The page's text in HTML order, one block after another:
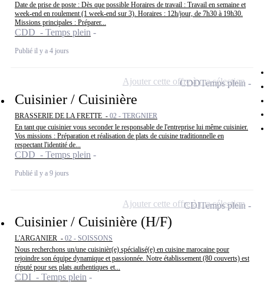
Date de prise de poste : Dès que possible Horaires de travail : Travail en semaine et
week-end en roulement (1 week-end sur 3). Horaires : 12h/jour, de 7h30 à 19h30.
Missions principales : Préparer...
CDD - Temps plein
Publié il y a 4 jours
Cuisinier / Cuisinière
BRASSERIE DE LA FRETTE - 02 - TERGNIER
En tant que cuisinier vous seconder le responsable de l'entreprise lui même cuisinier.
Vos missions : Préparation et réalisation de plats de cuisine traditionnelle en
respectant l'identité de...
CDD - Temps plein
Publié il y a 9 jours
CDDTemps plein
Ajouter cette offre à ma sélection
Cuisinier / Cuisinière (H/F)
L'ARGANIER - 02 - SOISSONS
Nous recherchons un/une cuisinièr(e) spécialisé(e) en cuisine marocaine pour
rejoindre son équipe dynamique et passionnée. Notre établissement (80 couverts) est
réputé pour ses plats authentiques et...
CDI - Temps plein
CDITemps plein
Ajouter cette offre à ma sélection